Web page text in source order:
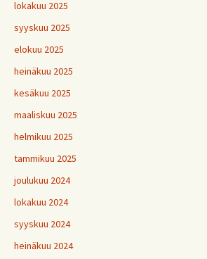
lokakuu 2025
syyskuu 2025
elokuu 2025
heinäkuu 2025
kesäkuu 2025
maaliskuu 2025
helmikuu 2025
tammikuu 2025
joulukuu 2024
lokakuu 2024
syyskuu 2024
heinäkuu 2024